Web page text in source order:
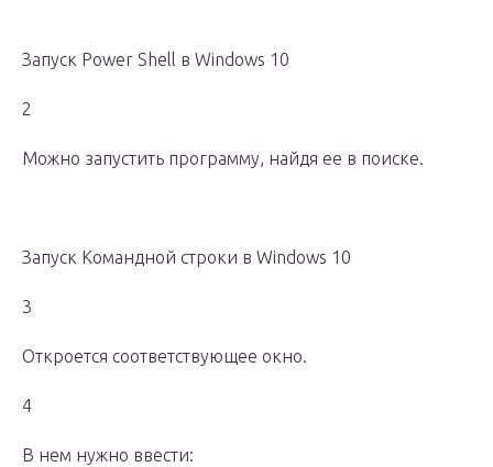
Запуск Power Shell в Windows 10
2
Можно запустить программу, найдя ее в поиске.
Запуск Командной строки в Windows 10
3
Откроется соответствующее окно.
4
В нем нужно ввести: